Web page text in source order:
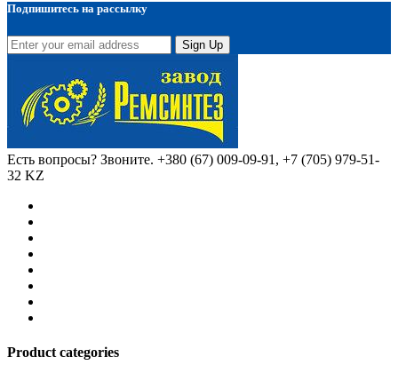
Подпишитесь на рассылку
Sign Up
Есть вопросы? Звоните. +380 (67) 009-09-91, +7 (705) 979-51-
32 KZ
Product categories